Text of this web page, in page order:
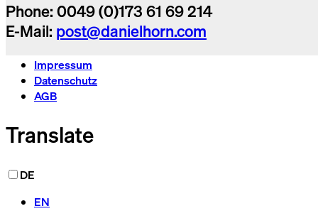
Phone: 0049 (0)173 61 69 214
E-Mail: post@danielhorn.com
Impressum
Datenschutz
AGB
Translate
DE
EN